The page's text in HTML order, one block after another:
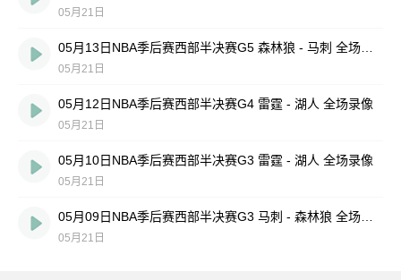
05月21日
05月21日
05月12日NBA季后赛西部半决赛G4 雷霆 - 湖人 全场录像
05月21日
05月10日NBA季后赛西部半决赛G3 雷霆 - 湖人 全场录像
05月21日
05月21日